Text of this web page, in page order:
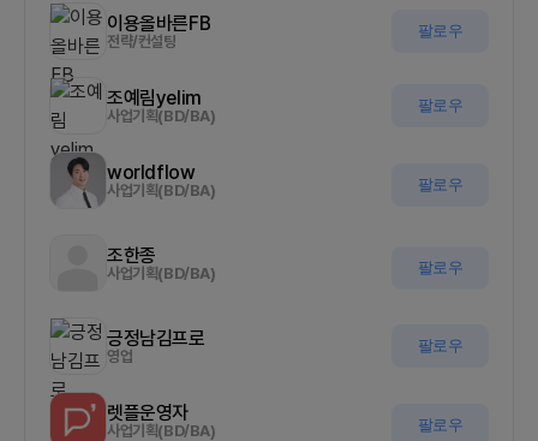
이용올바른FB
전략/컨설팅
팔로우
조예림yelim
사업기획(BD/BA)
팔로우
worldflow
사업기획(BD/BA) 팔로우
조한종
사업기획(BD/BA) 팔로우
긍정남김프로
영업
팔로우
렛플운영자
사업기획(BD/BA) 팔로우